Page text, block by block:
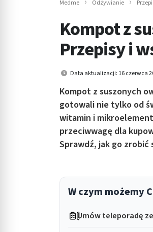
Medme Odżywianie
Kompot z
Przepisy i
Data aktualizacji: 16 czerwca
Kompot z suszonych
gotowali nie tylko od
witamin i
przeciwwagę dla
Sprawdź, jak go zrobić
W czym możemy
Umów teleporadę